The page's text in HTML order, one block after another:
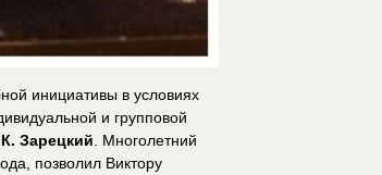
инициативы в условиях
и групповой
Зарецкий . Многолетний
позволил Виктору